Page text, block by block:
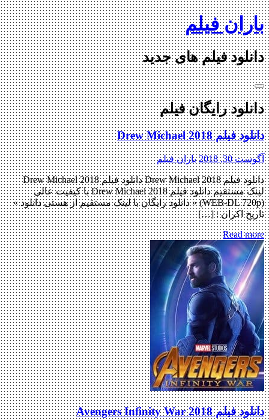
Skip
to
content
باران فیلم
دانلود فیلم های جدید
دانلود رایگان فیلم
دانلود فیلم Drew Michael 2018
آگوست 30, 2018 باران فیلم
دانلود فیلم Drew Michael 2018 دانلود فیلم Drew Michael 2018
لینک مستقیم دانلود فیلم Drew Michael 2018 با کیفیت عالی
(WEB-DL 720p) « دانلود رایگان با لینک مستقیم از هستی دانلود »
تاریخ اکران : […]
Read more
دانلود فیلم Avengers Infinity War 2018